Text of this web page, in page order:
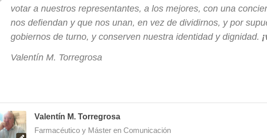
votar a nuestros representantes, a los mejores, con una
nos defiendan y que nos unan, en vez de dividirnos, y por
gobiernos de turno, y conserven nuestra identidad y dignidad.
Valentín M. Torregrosa
Valentín M. Torregrosa
Farmacéutico y Máster en Comunicación